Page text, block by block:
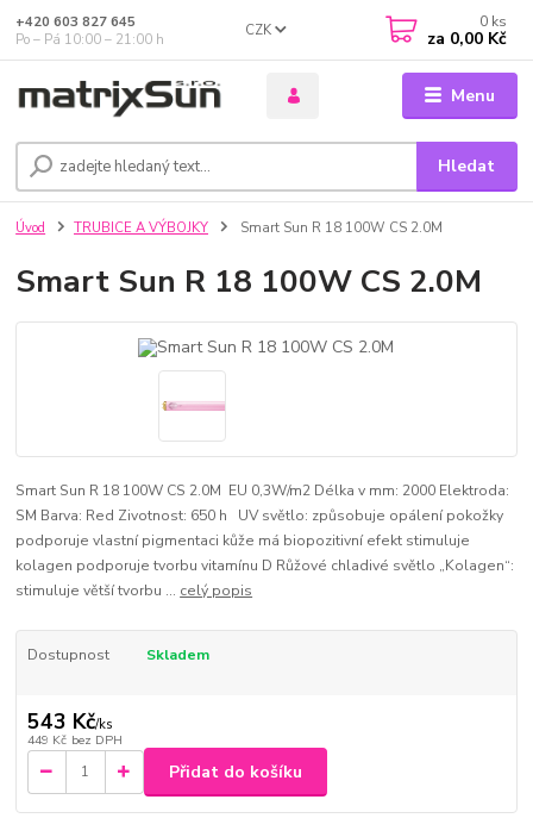
Menu
CZK
Hledat
+420 603 827 645
Po – Pá 10:00 – 21:00 h
0 ks
za 0,00 Kč
Úvod TRUBICE A VÝBOJKY Smart Sun R 18 100W CS 2.0M
Smart Sun R 18 100W CS 2.0M
Smart Sun R 18 100W CS 2.0M EU 0,3W/m2 Délka v mm: 2000 Elektroda:
SM Barva: Red Zivotnost: 650 h UV světlo: způsobuje opálení pokožky
podporuje vlastní pigmentaci kůže má biopozitivní efekt stimuluje
kolagen podporuje tvorbu vitamínu D Růžové chladivé světlo „Kolagen“:
stimuluje větší tvorbu ... celý popis
Dostupnost Skladem
543 Kč/ks
449 Kč bez DPH
Přidat do košíku